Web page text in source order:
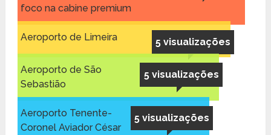
foco na cabine premium
5 visualizações
Aeroporto de Limeira
5 visualizações
Aeroporto de São
Sebastião
5 visualizações
Aeroporto Tenente-
Coronel Aviador César